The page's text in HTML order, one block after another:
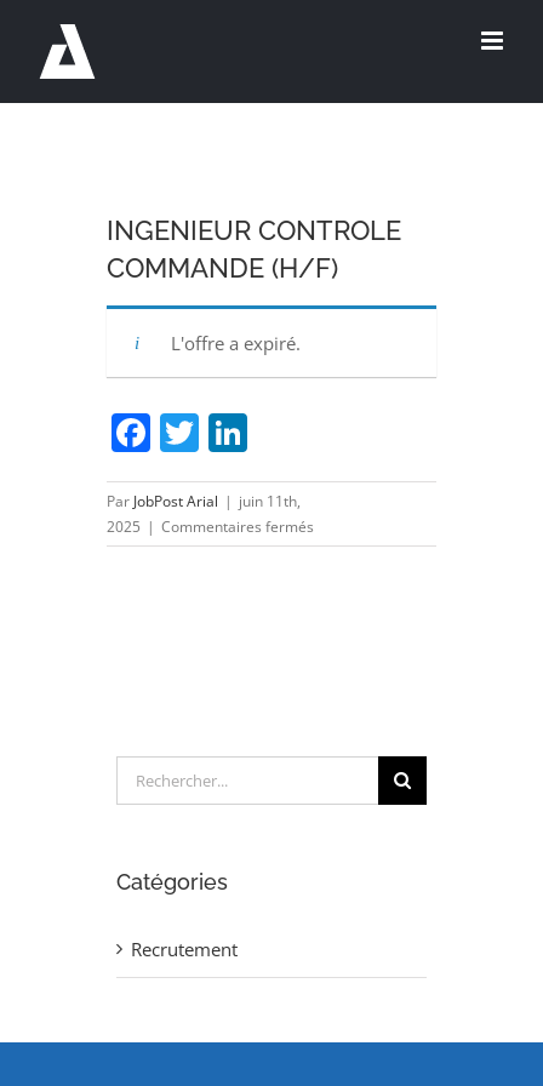
contenu
INGENIEUR CONTROLE
COMMANDE (H/F)
L'offre a expiré.
Facebook
Twitter
Par JobPost Arial | juin 11th,
2025 | Commentaires fermés
INGENIEUR
Rechercher:
Catégories
Recrutement